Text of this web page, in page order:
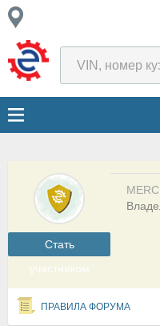
Cтать
участником
ПРАВИЛА ФОРУМА